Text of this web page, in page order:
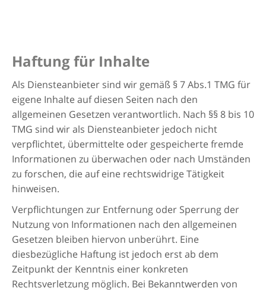
Haftung für Inhalte
Als Diensteanbieter sind wir gemäß § 7 Abs.1 TMG für
eigene Inhalte auf diesen Seiten nach den
allgemeinen Gesetzen verantwortlich. Nach §§ 8 bis 10
TMG sind wir als Diensteanbieter jedoch nicht
verpflichtet, übermittelte oder gespeicherte fremde
Informationen zu überwachen oder nach Umständen
zu forschen, die auf eine rechtswidrige Tätigkeit
hinweisen.
Verpflichtungen zur Entfernung oder Sperrung der
Nutzung von Informationen nach den allgemeinen
Gesetzen bleiben hiervon unberührt. Eine
diesbezügliche Haftung ist jedoch erst ab dem
Zeitpunkt der Kenntnis einer konkreten
Rechtsverletzung möglich. Bei Bekanntwerden von